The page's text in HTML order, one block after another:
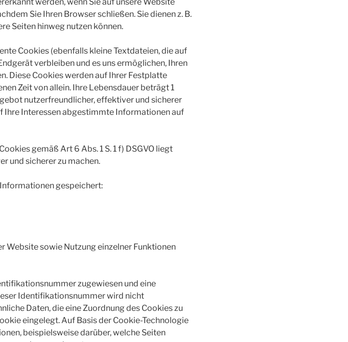
Sie Ihren Browser schließen. Sie dienen z. B.
Seiten hinweg nutzen können.
Cookies (ebenfalls kleine Textdateien, die auf
verbleiben und es uns ermöglichen, Ihren
Diese Cookies werden auf Ihrer Festplatte
Zeit von allein. Ihre Lebensdauer beträgt 1
nutzerfreundlicher, effektiver und sicherer
Ihre Interessen abgestimmte Informationen auf
gemäß Art 6 Abs. 1 S. 1 f) DSGVO liegt
und sicherer zu machen.
gespeichert:
Website sowie Nutzung einzelner Funktionen
zugewiesen und eine
Identifikationsnummer wird nicht
Daten, die eine Zuordnung des Cookies zu
eingelegt. Auf Basis der Cookie-Technologie
beispielsweise darüber, welche Seiten